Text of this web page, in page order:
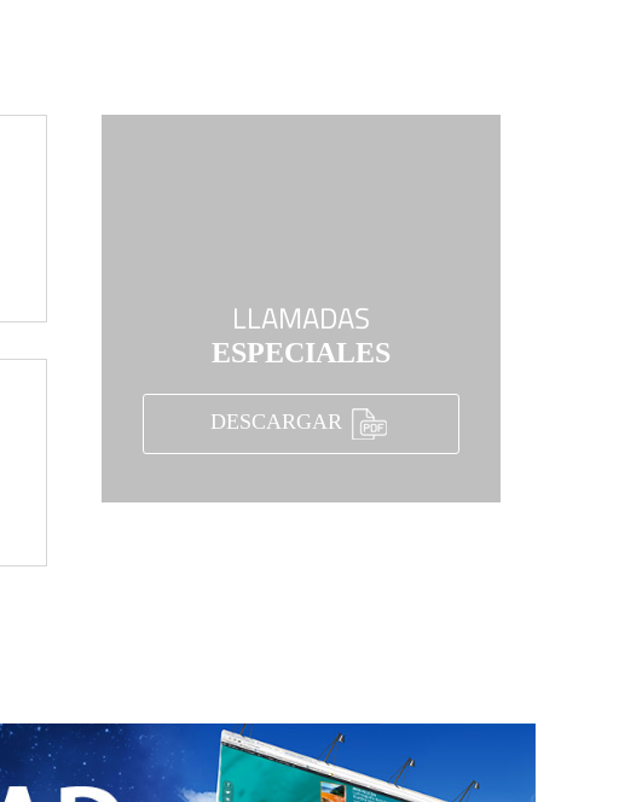
LLAMADAS
ESPECIALES
DESCARGAR